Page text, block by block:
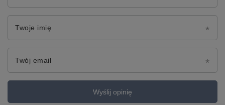
Twoje imię
Twój email
Wyślij opinię